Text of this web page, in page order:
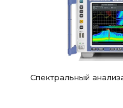
Спектральный